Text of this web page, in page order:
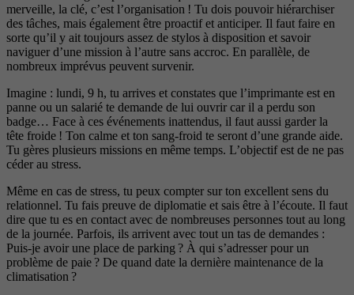
merveille, la clé, c’est l’organisation ! Tu dois pouvoir hiérarchiser
des tâches, mais également être proactif et anticiper. Il faut faire en
sorte qu’il y ait toujours assez de stylos à disposition et savoir
naviguer d’une mission à l’autre sans accroc. En parallèle, de
nombreux imprévus peuvent survenir.
Imagine : lundi, 9 h, tu arrives et constates que l’imprimante est en
panne ou un salarié te demande de lui ouvrir car il a perdu son
badge… Face à ces événements inattendus, il faut aussi garder la
tête froide ! Ton calme et ton sang-froid te seront d’une grande aide.
Tu gères plusieurs missions en même temps. L’objectif est de ne pas
céder au stress.
Même en cas de stress, tu peux compter sur ton excellent sens du
relationnel. Tu fais preuve de diplomatie et sais être à l’écoute. Il faut
dire que tu es en contact avec de nombreuses personnes tout au long
de la journée. Parfois, ils arrivent avec tout un tas de demandes :
Puis-je avoir une place de parking ? À qui s’adresser pour un
problème de paie ? De quand date la dernière maintenance de la
climatisation ?